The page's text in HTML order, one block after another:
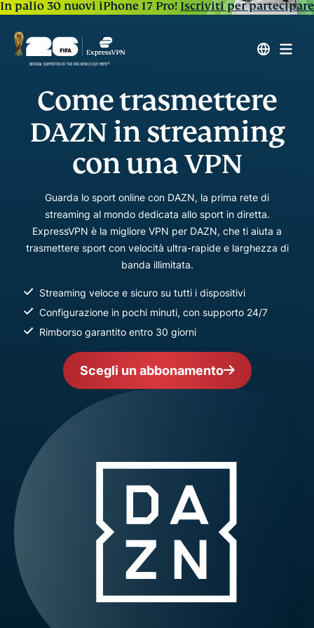
In palio 30 nuovi iPhone 17 Pro! Iscriviti per partecipare
Come trasmettere
DAZN in streaming
con una VPN
Guarda lo sport online con DAZN, la prima rete di
streaming al mondo dedicata allo sport in diretta.
ExpressVPN è la migliore VPN per DAZN, che ti aiuta a
trasmettere sport con velocità ultra-rapide e larghezza di
banda illimitata.
Streaming veloce e sicuro su tutti i dispositivi
Configurazione in pochi minuti, con supporto 24/7
Rimborso garantito entro 30 giorni
Scegli un abbonamento